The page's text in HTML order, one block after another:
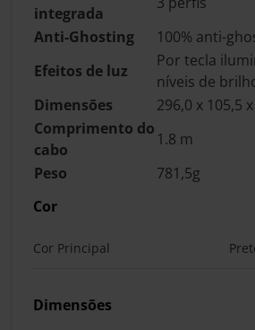
integrada
Anti-Ghosting
100% anti-
Efeitos de luz
Por tecla
níveis de
Dimensões
296,0 x 105,5
Comprimento do
cabo
1.8 m
Peso
781,5g
Cor
Cor Principal
Dimensões